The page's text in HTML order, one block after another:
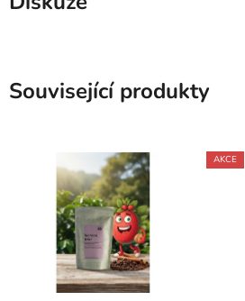
Související produkty
AKCE